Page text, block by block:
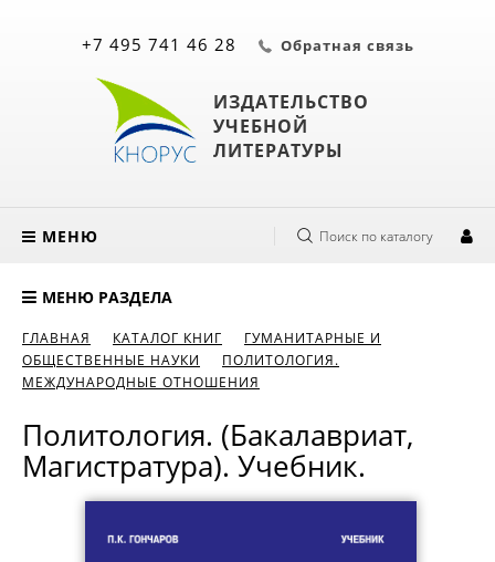
ИЗДАТЕЛЬСТВО
УЧЕБНОЙ
ЛИТЕРАТУРЫ
+7 495 741 46 28 Обратная связь
МЕНЮ Поиск по каталогу
МЕНЮ РАЗДЕЛА
ГЛАВНАЯ КАТАЛОГ КНИГ
ГУМАНИТАРНЫЕ И
ОБЩЕСТВЕННЫЕ НАУКИ
ПОЛИТОЛОГИЯ.
МЕЖДУНАРОДНЫЕ ОТНОШЕНИЯ
Политология. (Бакалавриат,
Магистратура). Учебник.